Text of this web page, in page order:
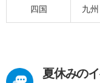
四国 九
夏休みの